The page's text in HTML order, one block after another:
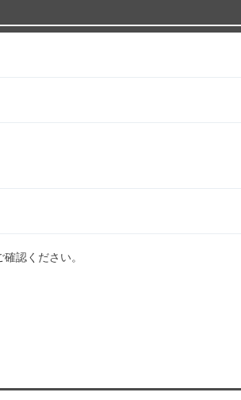
認ください。